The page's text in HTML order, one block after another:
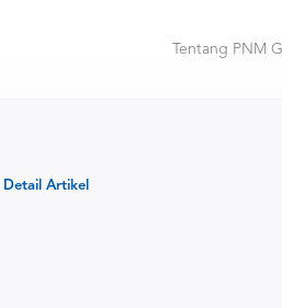
Tentang PNM
Detail Artikel